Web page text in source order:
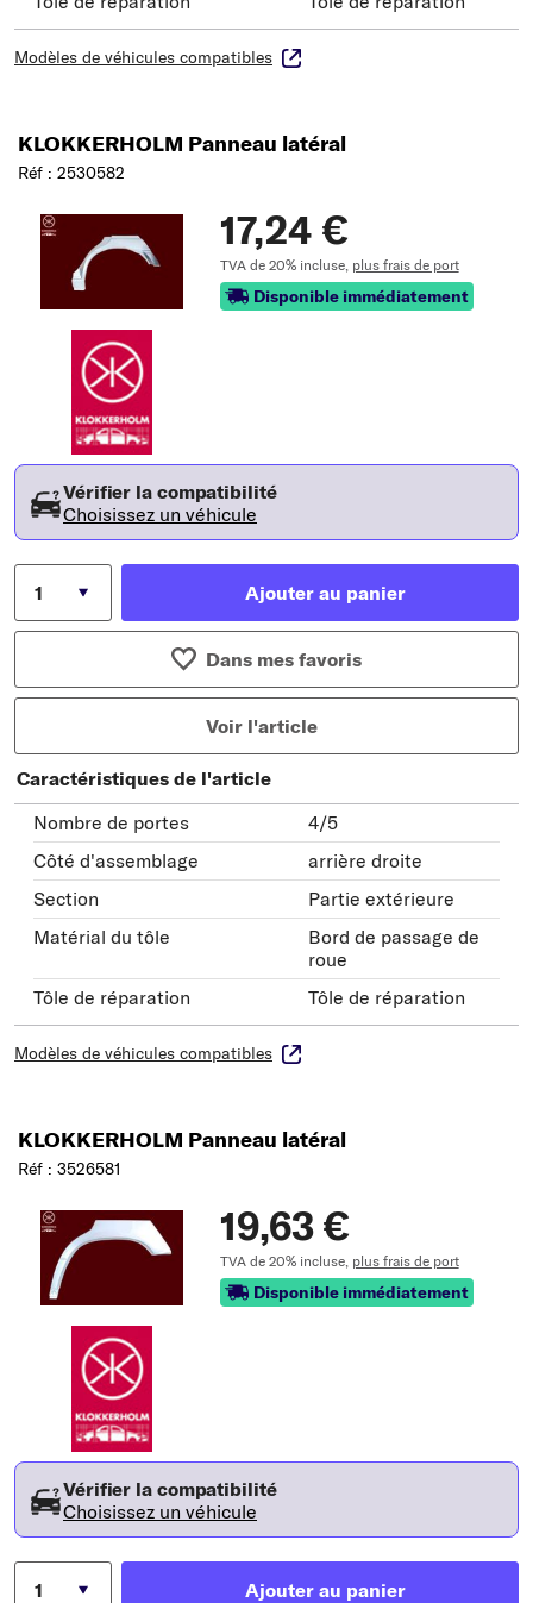
Modèles de véhicules compatibles
KLOKKERHOLM Panneau latéral
Réf : 2530582
17,24 €
TVA de 20% incluse, plus frais de port
Disponible immédiatement
Vérifier la compatibilité
Choisissez un véhicule
Ajouter au panier
Dans mes favoris
Voir l'article
Caractéristiques de l'article
Nombre de portes
4/5
Côté d'assemblage
arrière droite
Section
Partie extérieure
Matérial du tôle
Bord de passage de
roue
Tôle de réparation
Tôle de réparation
Modèles de véhicules compatibles
KLOKKERHOLM Panneau latéral
Réf : 3526581
19,63 €
TVA de 20% incluse, plus frais de port
Disponible immédiatement
Vérifier la compatibilité
Choisissez un véhicule
Ajouter au panier